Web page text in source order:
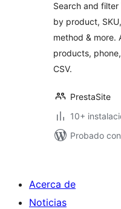
Search and filter
by product,
method & more.
products,
CSV.
PrestaSite
10+
Probado
Acerca de
Noticias